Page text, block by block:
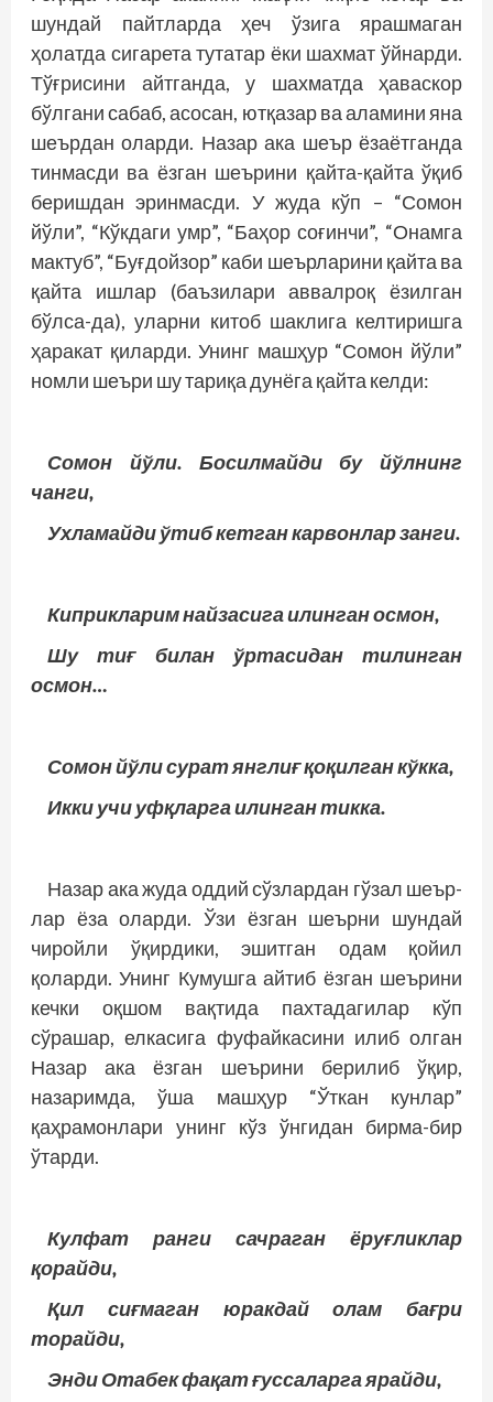
шундай пайтларда ҳеч ўзига ярашмаган
ҳолатда сигарета тутатар ёки шахмат ўйнарди.
Тўғрисини айтганда, у шахматда ҳаваскор
бўлгани сабаб, асосан, ютқазар ва аламини яна
шеърдан оларди. Назар ака шеър ёзаётганда
тинмасди ва ёзган шеърини қайта-қайта ўқиб
беришдан эринмасди. У жуда кўп – “Сомон
йўли”, “Кўкдаги умр”, “Баҳор соғинчи”, “Онамга
мактуб”, “Буғдойзор” каби шеърларини қайта ва
қайта ишлар (баъзилари аввалроқ ёзилган
бўлса-да), уларни китоб шаклига келтиришга
ҳаракат қиларди. Унинг машҳур “Сомон йўли”
номли шеъри шу тариқа дунёга қайта келди:
Сомон йўли. Босилмайди бу йўлнинг
чанги,
Ухламайди ўтиб кетган карвонлар занги.
Киприкларим найзасига илинган осмон,
Шу тиғ билан ўртасидан тилинган
осмон…
Сомон йўли сурат янглиғ қоқилган кўкка,
Икки учи уфқларга илинган тикка.
Назар ака жуда оддий сўзлардан гўзал шеър­
лар ёза оларди. Ўзи ёзган шеърни шундай
чиройли ўқирдики, эшитган одам қойил
қоларди. Унинг Кумушга айтиб ёзган шеърини
кечки оқшом вақтида пахтадагилар кўп
сўрашар, елкасига фуфайкасини илиб олган
Назар ака ёзган шеърини берилиб ўқир,
назаримда, ўша машҳур “Ўткан кунлар”
қаҳрамонлари унинг кўз ўнгидан бирма-бир
ўтарди.
Кулфат ранги сачраган ёруғликлар
қорайди,
Қил сиғмаган юракдай олам бағри
торайди,
Энди Отабек фақат ғуссаларга ярайди,